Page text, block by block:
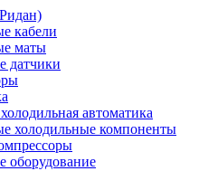
кабели
маты
датчики
автоматика
холодильные компоненты
оборудование